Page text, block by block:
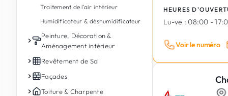
kitchen
Spa & jacuzzi extérieur
et entretien)
Traitement de l'air intérieur
Humidificateur & déshumidificateur
Peinture, Décoration &
Aménagement intérieur
Peinture intérieure
Peinture extérieure
Plâtre & enduits
Revêtement de Sol
Carrelage intérieur
Carrelage extérieur & terrasse
Façades
Façades
Toiture & Charpente
HEURES
Lu-ve : 08:00 -
Voir le numéro